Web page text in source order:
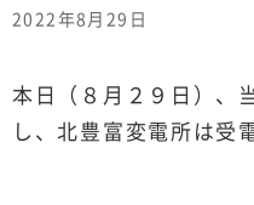
2022年8月29日
本日（８月２９日）、
し、北豊富変電所は受